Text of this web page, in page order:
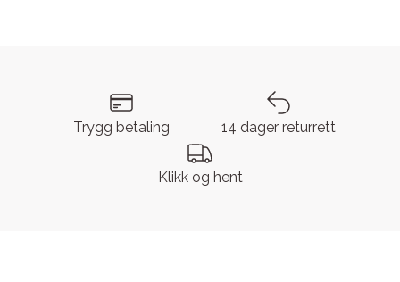
Trygg betaling 14 dager returrett
Klikk og hent